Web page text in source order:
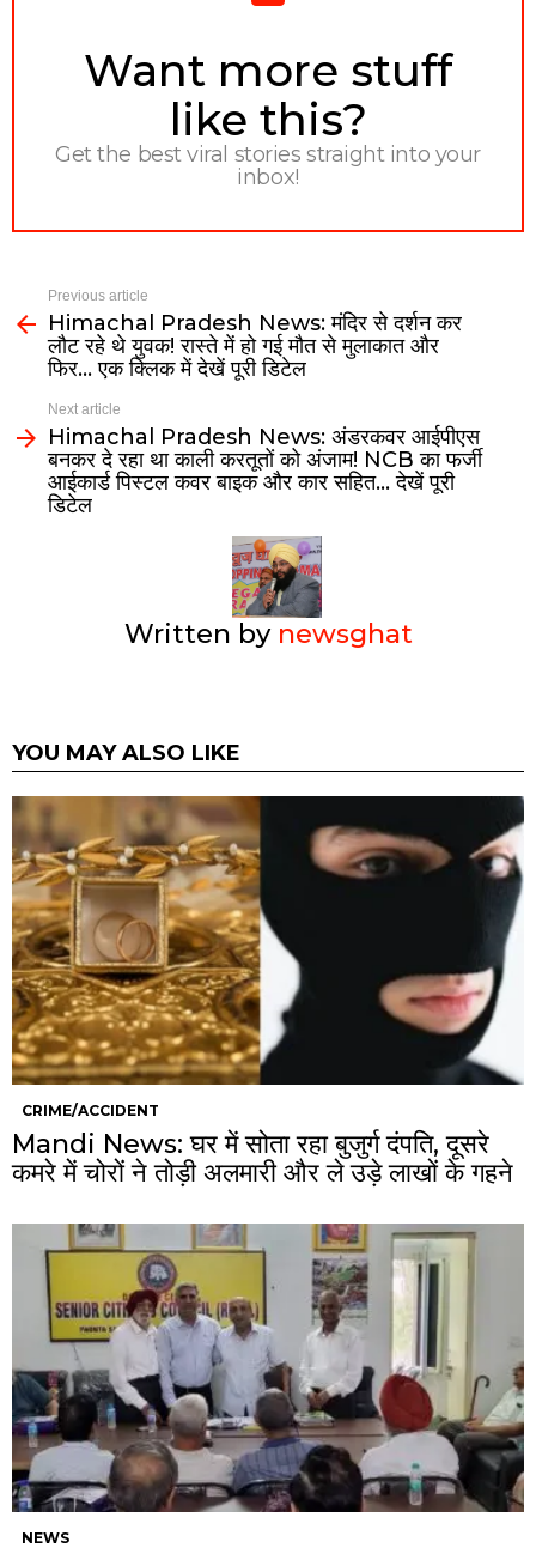
NEWSLETTER
Want more stuff
like this?
Get the best viral stories straight into your
inbox!
Previous article
Himachal Pradesh News: मंदिर से दर्शन कर
लौट रहे थे युवक! रास्ते में हो गई मौत से मुलाकात और
फिर… एक क्लिक में देखें पूरी डिटेल
Next article
Himachal Pradesh News: अंडरकवर आईपीएस
बनकर दे रहा था काली करतूतों को अंजाम! NCB का फर्जी
आईकार्ड पिस्टल कवर बाइक और कार सहित… देखें पूरी
डिटेल
Written by newsghat
YOU MAY ALSO LIKE
CRIME/ACCIDENT
Mandi News: घर में सोता रहा बुजुर्ग दंपति, दूसरे
कमरे में चोरों ने तोड़ी अलमारी और ले उड़े लाखों के गहने
NEWS